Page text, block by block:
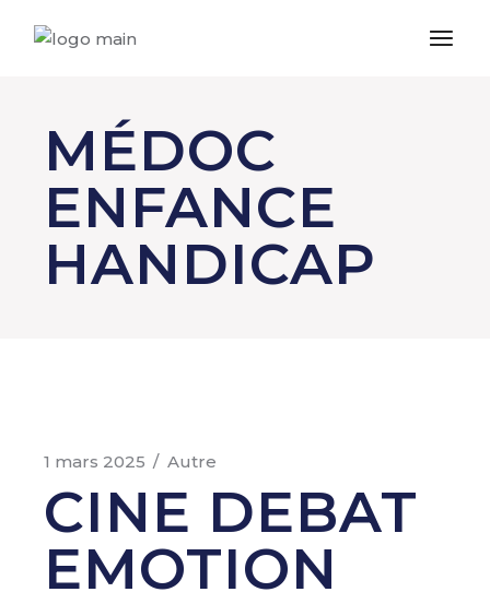
MÉDOC
ENFANCE
HANDICAP
1 mars 2025 Autre
CINE DEBAT
EMOTION